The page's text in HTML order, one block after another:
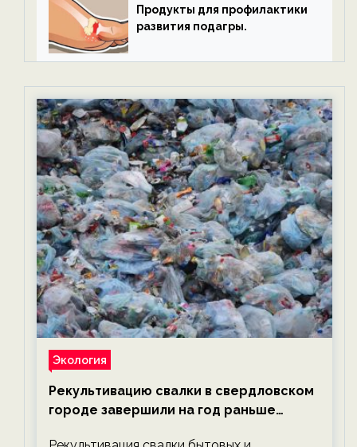
Продукты для профилактики
развития подагры.
Экология
Рекультивацию свалки в свердловском
городе завершили на год раньше